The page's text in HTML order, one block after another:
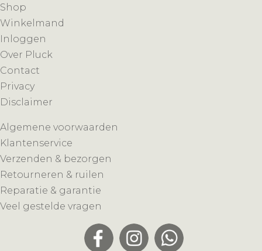
Shop
Winkelmand
Inloggen
Over Pluck
Contact
Privacy
Disclaimer
Algemene voorwaarden
Klantenservice
Verzenden & bezorgen
Retourneren & ruilen
Reparatie & garantie
Veel gestelde vragen